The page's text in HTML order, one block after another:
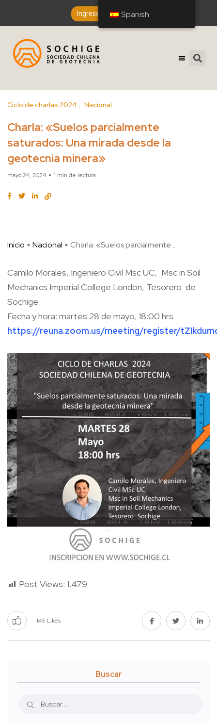
Ingreso de Socios
Ciclo de charlas 2024 Nacional
Charla: «Suelos parcialmente
saturados: Una mirada desde la
geotecnia minera»
mayo 24, 2024 1 min de lectura
Inicio Nacional Charla: «Suelos parcialmente ...
Camilo Morales, Ingeniero Civil Msc UC, Msc in Soil
Mechanics Imperial College London, Tesorero de
Sochige.
Fecha y hora: martes 28 de mayo, 18:00 hrs
https://reuna.zoom.us/meeting/register/
Post Views: 1.479
149 Likes
Buscar
Spanish
Spanish